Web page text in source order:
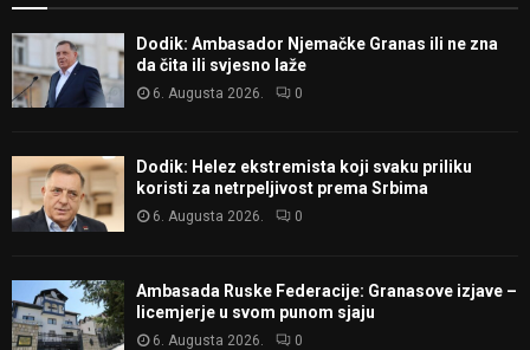
Dodik: Ambasador Njemačke Granas ili ne zna
da čita ili svjesno laže
6. Augusta 2026. 0
Dodik: Helez ekstremista koji svaku priliku
koristi za netrpeljivost prema Srbima
6. Augusta 2026. 0
Ambasada Ruske Federacije: Granasove izjave –
licemjerje u svom punom sjaju
6. Augusta 2026. 0